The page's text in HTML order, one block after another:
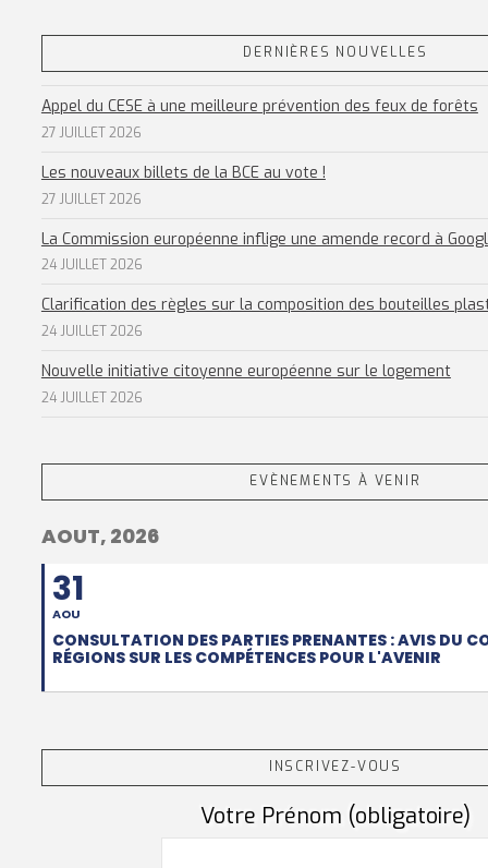
DERNIÈRES NOUVELLES
Appel du CESE à une meilleure prévention des feux de forêts
27 JUILLET 2026
Les nouveaux billets de la BCE au vote !
27 JUILLET 2026
La Commission européenne inflige une amende record à
24 JUILLET 2026
Clarification des règles sur la composition des bouteilles
24 JUILLET 2026
Nouvelle initiative citoyenne européenne sur le logement
24 JUILLET 2026
EVÈNEMENTS À VENIR
AOUT, 2026
31
AOU
CONSULTATION DES PARTIES PRENANTES : AVIS DU
RÉGIONS SUR LES COMPÉTENCES POUR L'AVENIR
INSCRIVEZ-VOUS
Votre Prénom (obligatoire)